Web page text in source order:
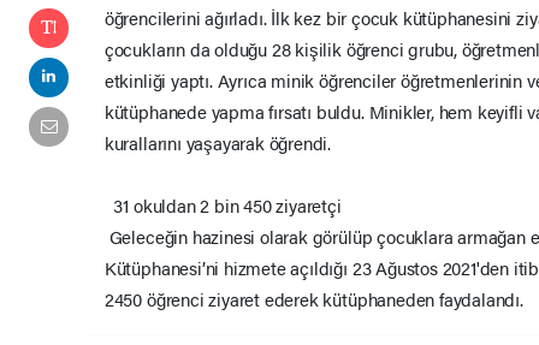
öğrencilerini ağırladı. İlk kez bir çocuk kütüphanesini
çocukların da olduğu 28 kişilik öğrenci grubu,
etkinliği yaptı. Ayrıca minik öğrenciler öğretmenlerinin
kütüphanede yapma fırsatı buldu. Minikler, hem
kurallarını yaşayarak öğrendi.
31 okuldan 2 bin 450 ziyaretçi
Geleceğin hazinesi olarak görülüp çocuklara armağan
Kütüphanesi’ni hizmete açıldığı 23 Ağustos 2021'den
2450 öğrenci ziyaret ederek kütüphaneden faydalandı.